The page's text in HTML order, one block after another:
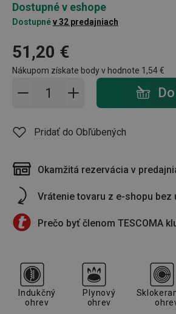
Dostupné v eshope
Dostupnév 32 predajniach
51,20 €
Nákupom získate body v hodnote 1,54 €
Pridať do košíka - počet
Pridať do Obľúbených
Okamžitá rezervácia v
Vrátenie tovaru z e-shopu bez
Prečo byť členom TESCOMA
Indukčný
ohrev
Plynový
ohrev